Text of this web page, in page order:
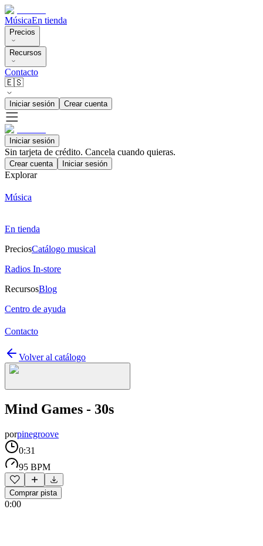
MúsicaEn tienda
Precios
Recursos
Contacto
🇪🇸
Iniciar sesión Crear cuenta
Iniciar sesión
Sin tarjeta de crédito. Cancela cuando quieras.
Crear cuenta Iniciar sesión
Explorar
Música
En tienda
PreciosCatálogo musical
Radios In-store
RecursosBlog
Centro de ayuda
Contacto
Volver al catálogo
Mind Games - 30s
porpinegroove
0:31
95 BPM
Comprar pista
0:00